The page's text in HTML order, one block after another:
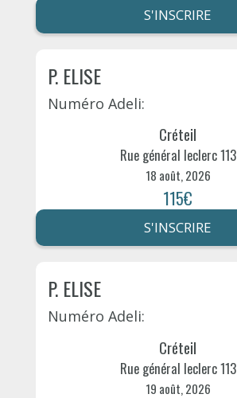
S'INSCRIRE
P. ELISE
Numéro Adeli:
Créteil
Rue général leclerc 113
18 août, 2026
115€
S'INSCRIRE
P. ELISE
Numéro Adeli:
Créteil
Rue général leclerc 113
19 août, 2026